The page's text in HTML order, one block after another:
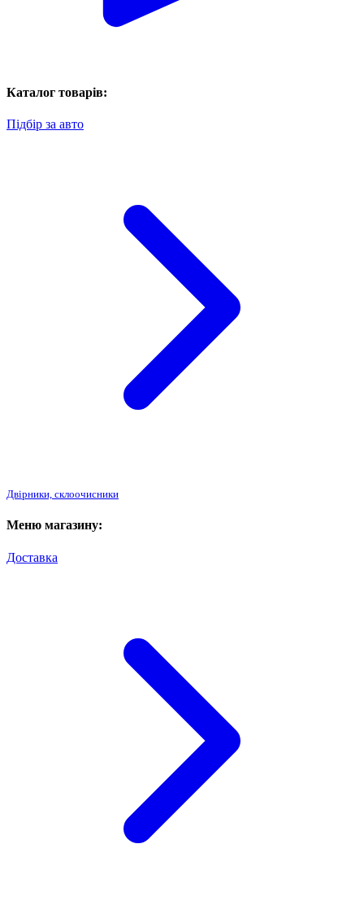
Каталог товарів:
Підбір за авто
Двірники, склоочисники
Меню магазину:
Доставка